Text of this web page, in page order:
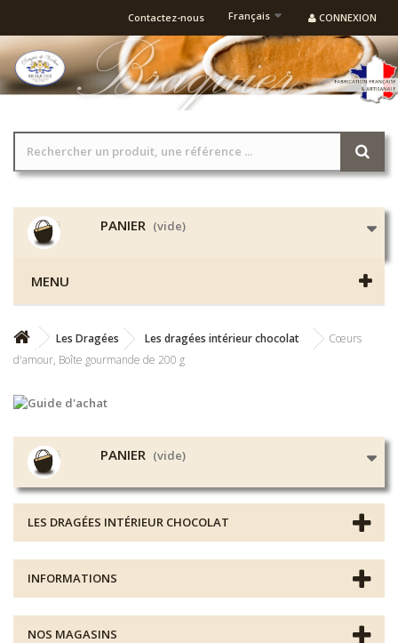
CONNEXION
Français
Contactez-nous
PANIER (vide)
MENU
Les Dragées Les dragées intérieur chocolat
Cœurs
d'amour, Boîte gourmande de 200 g
PANIER (vide)
LES DRAGÉES INTÉRIEUR CHOCOLAT
INFORMATIONS
NOS MAGASINS